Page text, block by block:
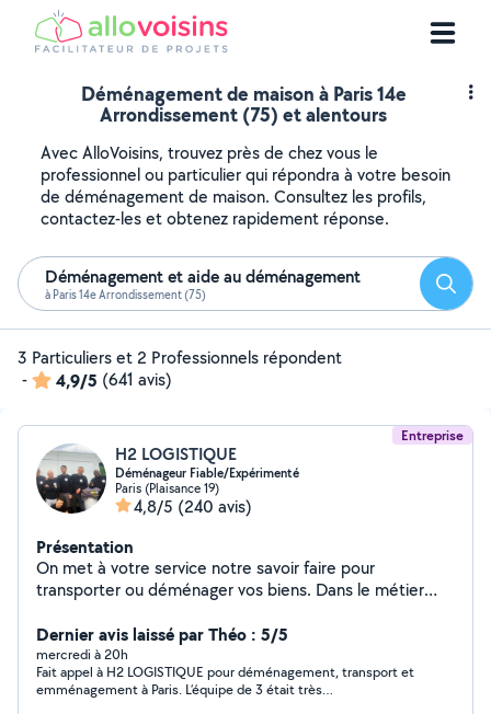
Déménagement de maison à Paris 14e
Arrondissement (75) et alentours
Avec AlloVoisins, trouvez près de chez vous le
professionnel ou particulier qui répondra à votre besoin
de déménagement de maison. Consultez les profils,
contactez-les et obtenez rapidement réponse.
Déménagement et aide au déménagement
à Paris 14e Arrondissement (75)
3 Particuliers et 2 Professionnels répondent
-
4,9/5 (641 avis)
Entreprise
H2 LOGISTIQUE
Déménageur Fiable/Expérimenté
Paris (Plaisance 19)
4,8/5 (240 avis)
Présentation
On met à votre service notre savoir faire pour
transporter ou déménager vos biens. Dans le métier
Dernier avis laissé par Théo : 5/5
mercredi à 20h
Fait appel à H2 LOGISTIQUE pour déménagement, transport et
emménagement à Paris. L’équipe de 3 était très